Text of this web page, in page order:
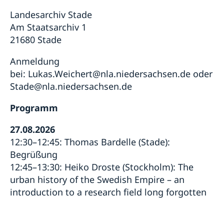
Landesarchiv Stade
Am Staatsarchiv 1
21680 Stade
Anmeldung
bei: Lukas.Weichert@nla.niedersachsen.de oder
Stade@nla.niedersachsen.de
Programm
27.08.2026
12:30–12:45: Thomas Bardelle (Stade):
Begrüßung
12:45–13:30: Heiko Droste (Stockholm): The
urban history of the Swedish Empire – an
introduction to a research field long forgotten